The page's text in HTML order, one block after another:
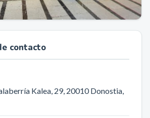
contacto
Kalea, 29, 20010 Donostia,